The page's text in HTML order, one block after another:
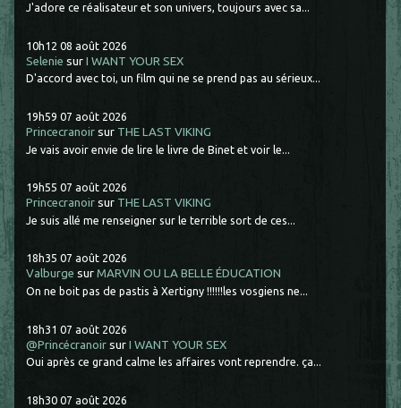
J'adore ce réalisateur et son univers, toujours avec sa...
10h12 08 août 2026
Selenie surI WANT YOUR SEX
D'accord avec toi, un film qui ne se prend pas au sérieux...
19h59 07 août 2026
Princecranoir sur THE LAST VIKING
Je vais avoir envie de lire le livre de Binet et voir le...
19h55 07 août 2026
Princecranoir sur THE LAST VIKING
Je suis allé me renseigner sur le terrible sort de ces...
18h35 07 août 2026
Valburge surMARVIN OU LA BELLE ÉDUCATION
On ne boit pas de pastis à Xertigny !!!!!!les vosgiens ne...
18h31 07 août 2026
@Princécranoir surI WANT YOUR SEX
Oui après ce grand calme les affaires vont reprendre. ça...
18h30 07 août 2026